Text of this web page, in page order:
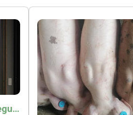
Minagricultura lanza piloto de seguro agropecuario por $9.625 millones para proteger a más de 14.000 pequeños productores contra riesgos del Fenómeno de El Niño